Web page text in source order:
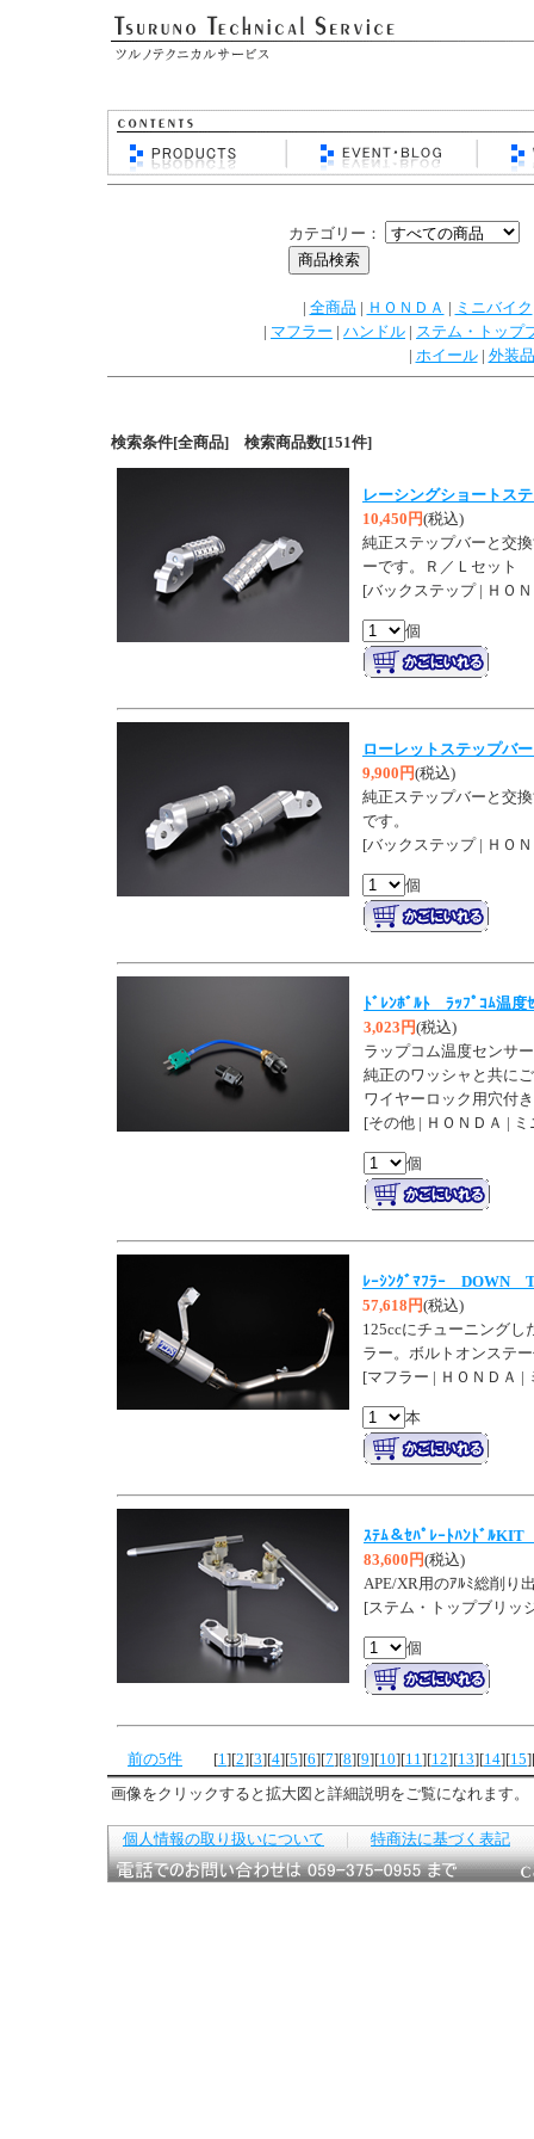
カテゴリー：
| 全商品 | ＨＯＮＤＡ | ミニバイク
| マフラー | ハンドル | ステム・トップ
| ホイール| 外装品
検索条件[全商品] 検索商品数[151件]
レーシングショートス
10,450円(税込)
純正ステップバーと交
ーです。Ｒ／Ｌセット
[バックステップ | ＨＯ
個
ローレットステップバ
9,900円(税込)
純正ステップバーと交
です。
[バックステップ | ＨＯ
個
ﾄﾞﾚﾝﾎﾞﾙﾄ ﾗｯﾌﾟｺﾑ温度
3,023円(税込)
ラップコム温度センサ
純正のワッシャと共に
ワイヤーロック用穴付
[その他 | ＨＯＮＤＡ |
個
ﾚｰｼﾝｸﾞﾏﾌﾗｰ DOWN
57,618円(税込)
125ccにチューニング
ラー。ボルトオンステ
[マフラー | ＨＯＮＤＡ |
本
ｽﾃﾑ＆ｾﾊﾟﾚｰﾄﾊﾝﾄﾞﾙ
83,600円(税込)
APE/XR用のｱﾙﾐ総削り
[ステム・トップブリッ
個
前の5件 [1][2][3][4][5][6][7][8][9][10][11][12][13][14][15]
画像をクリックすると拡大図と詳細説明をご覧になれます。
個人情報の取り扱いについて 特商法に基づく表記